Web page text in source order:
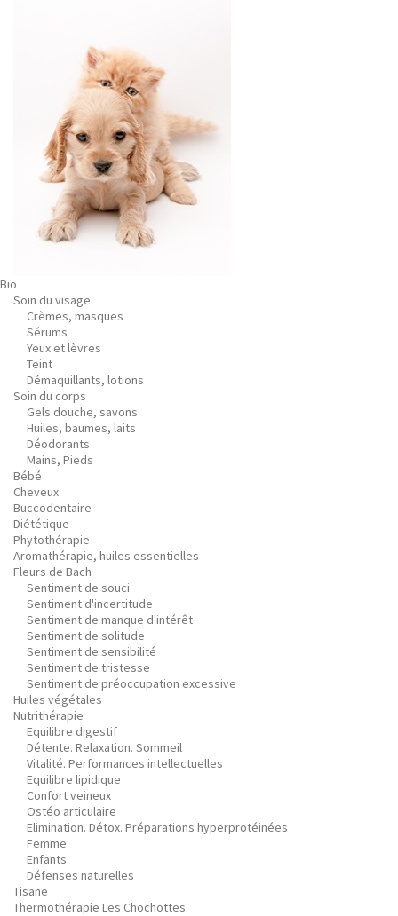
Bio
Soin du visage
Crèmes, masques
Sérums
Yeux et lèvres
Teint
Démaquillants, lotions
Soin du corps
Gels douche, savons
Huiles, baumes, laits
Déodorants
Mains, Pieds
Bébé
Cheveux
Buccodentaire
Diététique
Phytothérapie
Aromathérapie, huiles essentielles
Fleurs de Bach
Sentiment de souci
Sentiment d'incertitude
Sentiment de manque d'intérêt
Sentiment de solitude
Sentiment de sensibilité
Sentiment de tristesse
Sentiment de préoccupation excessive
Huiles végétales
Nutrithérapie
Equilibre digestif
Détente. Relaxation. Sommeil
Vitalité. Performances intellectuelles
Equilibre lipidique
Confort veineux
Ostéo articulaire
Elimination. Détox. Préparations hyperprotéinées
Femme
Enfants
Défenses naturelles
Tisane
Thermothérapie Les Chochottes